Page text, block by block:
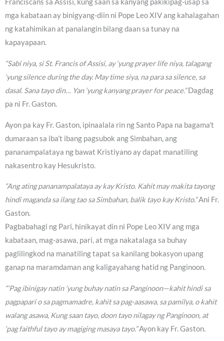
Franciscans sa Assisi, kung saan sa kanyang pakikipag-usap sa
mga kabataan ay binigyang-diin ni Pope Leo XIV ang kahalagahan
ng katahimikan at panalangin bilang daan sa tunay na
kapayapaan.
“Sabi niya, si St. Francis of Assisi, ay ‘yung prayer life niya, talagang
‘yung silence during the day. May time siya, na para sa silence, sa
dasal. Sana tayo din… Yan ‘yung kanyang prayer for peace.”Dagdag
pa ni Fr. Gaston.
Ayon pa kay Fr. Gaston, ipinaalala rin ng Santo Papa na bagama’t
dumaraan sa iba’t ibang pagsubok ang Simbahan, ang
pananampalataya ng bawat Kristiyano ay dapat manatiling
nakasentro kay Hesukristo.
“Ang ating pananampalataya ay kay Kristo. Kahit may makita tayong
hindi maganda sa ilang tao sa Simbahan, balik tayo kay Kristo.”Ani Fr.
Gaston.
Pagbabahagi ng Pari, hinikayat din ni Pope Leo XIV ang mga
kabataan, mag-asawa, pari, at mga nakatalaga sa buhay
paglilingkod na manatiling tapat sa kanilang bokasyon upang
ganap na maramdaman ang kaligayahang hatid ng Panginoon.
“‘Pag ibinigay natin ‘yung buhay natin sa Panginoon—kahit hindi sa
pagpapari o sa pagmamadre, kahit sa pag-aasawa, sa pamilya, o kahit
walang asawa, Kung saan tayo, doon tayo nilagay ng Panginoon, at
‘pag faithful tayo ay magiging masaya tayo.”Ayon kay Fr. Gaston.